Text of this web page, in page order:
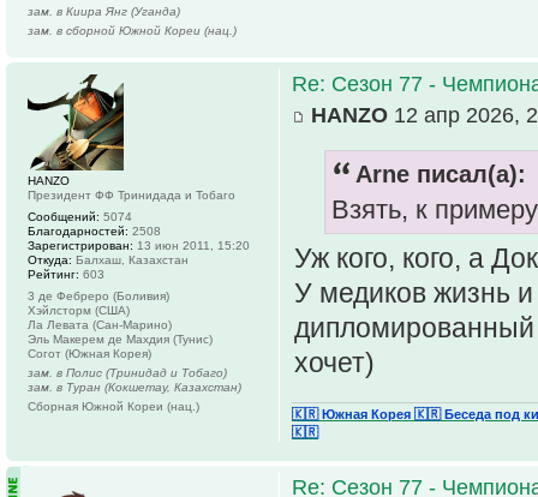
зам. в Киира Янг (Уганда)
зам. в сборной Южной Кореи (нац.)
Re: Сезон 77 -
HANZO 12 апр 2026,
Arne писал(а):
Взять, к
Уж кого, кого, а
У медиков жизнь
дипломированный
хочет)
🇰🇷 Южная Корея 🇰🇷 Беседа под
🇰🇷
HANZO
Президент ФФ Тринидада и Тобаго
Сообщений: 5074
Благодарностей: 2508
Зарегистрирован: 13 июн 2011, 15:20
Откуда: Балхаш, Казахстан
Рейтинг: 603
3 де Фебреро (Боливия)
Хэйлсторм (США)
Ла Левата (Сан-Марино)
Эль Макерем де Махдия (Тунис)
Согот (Южная Корея)
зам. в Полис (Тринидад и Тобаго)
зам. в Туран (Кокшетау, Казахстан)
Сборная Южной Кореи (нац.)
Re: Сезон 77 -